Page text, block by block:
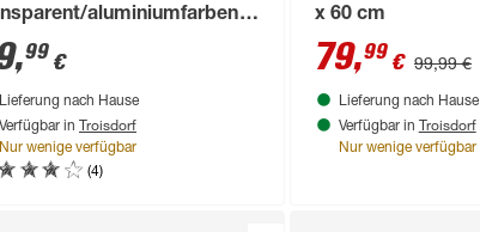
aluminiumfarben/weiß
x 40 x 70 cm
,99 €
Lieferung nach Hause
Verfügbar in Troisdorf
Nur wenige verfügbar
(4)
x 60 cm
79,99€ 99,99 €
Lieferung nach Hause
Verfügbar in Troisdorf
Nur wenige verfügbar